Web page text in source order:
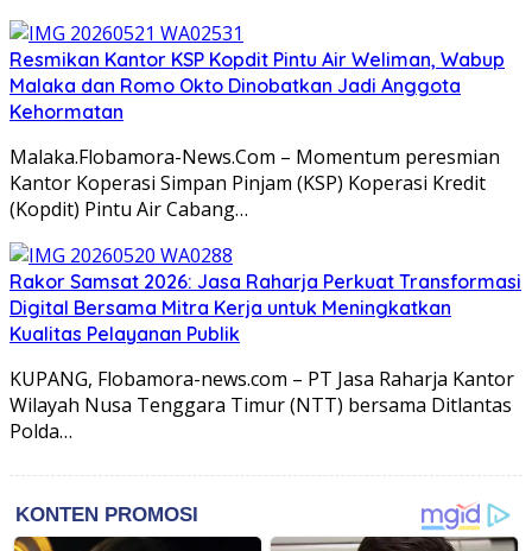
Resmikan Kantor KSP Kopdit Pintu Air Weliman, Wabup
Malaka dan Romo Okto Dinobatkan Jadi Anggota
Kehormatan
Malaka.Flobamora-News.Com – Momentum peresmian
Kantor Koperasi Simpan Pinjam (KSP) Koperasi Kredit
(Kopdit) Pintu Air Cabang…
Rakor Samsat 2026: Jasa Raharja Perkuat Transformasi
Digital Bersama Mitra Kerja untuk Meningkatkan
Kualitas Pelayanan Publik
KUPANG, Flobamora-news.com – PT Jasa Raharja Kantor
Wilayah Nusa Tenggara Timur (NTT) bersama Ditlantas
Polda…